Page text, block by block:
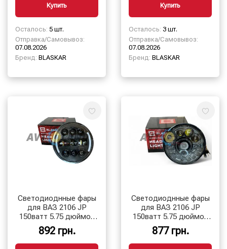
Купить
Осталось: 5 шт.
Отправка/Самовывоз:
07.08.2026
Бренд: BLASKAR
Купить
Осталось: 3 шт.
Отправка/Самовывоз:
07.08.2026
Бренд: BLASKAR
Cветодиоднные фары
для ВАЗ 2106 JP
150ватт 5.75 дюймов
круглая LED Headlight
для Ваз 2106,
BLASKAR
892 грн.
Cветодиоднные фары
для ВАЗ 2106 JP
150ватт 5.75 дюймов
круглая LED Headlight
для Ваз 2106,
BLASKAR
877 грн.